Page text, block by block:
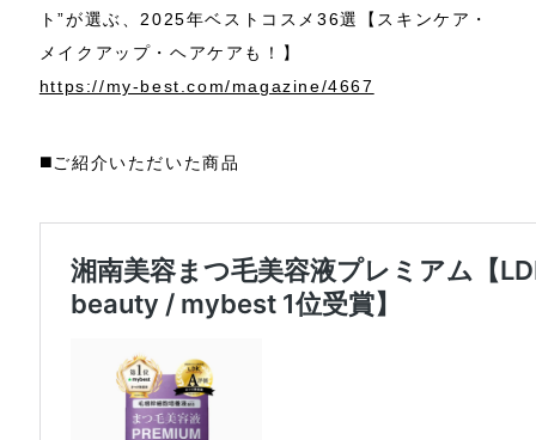
ト”が選ぶ、2025年ベストコスメ36選【スキンケア・
メイクアップ・ヘアケアも！】
https://my-best.com/magazine/4667
◼️ご紹介いただいた商品